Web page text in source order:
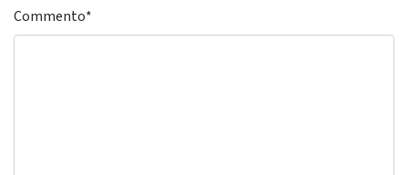
Commento*